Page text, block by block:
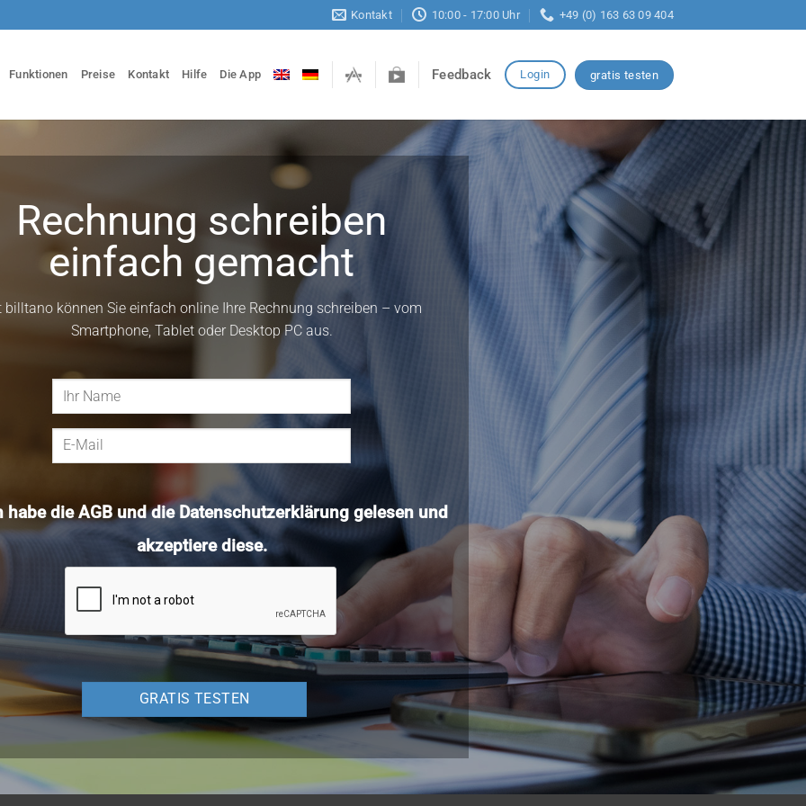
Kontakt 10:00 - 17:00 Uhr +49 (0) 163 63 09 404
Funktionen Preise Kontakt Hilfe Die App Feedback Login gratis testen
Rechnung schreiben
einfach gemacht
billtano können Sie einfach online Ihre Rechnung schreiben – vom
Smartphone, Tablet oder Desktop PC aus.
habe dieAGBund die Datenschutzerklärunggelesen und
akzeptiere diese.